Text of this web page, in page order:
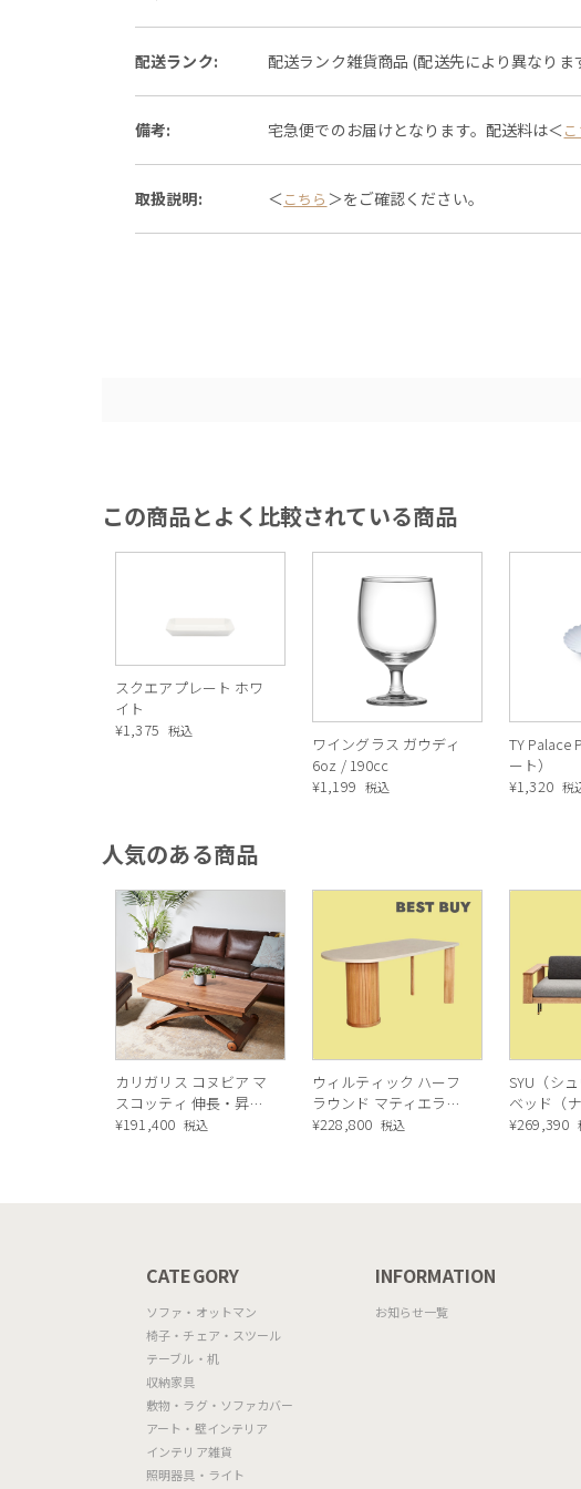
配送ランク: 配送ランク雑貨商品 (配送先により異なりま
備考: 宅急便でのお届けとなります。配送料は＜
取扱説明: ＜こちら ＞をご確認ください。
この商品とよく比較されている商品
スクエアプレート ホワ
イト
¥1,375 税込
ワイングラス ガウディ
6oz / 190cc
¥1,199 税込
TY Palace
ート）
¥1,320 税
人気のある商品
カリガリス コヌビア マ
スコッティ 伸長・昇降
式テーブル ／ Calligaris
¥191,400 税込
ウィルティック ハーフ
ラウンド マティエラ塗
装 ダイニングテーブル
¥228,800 税込
SYU（シ
ベッド（
190cm
¥269,390
CATEGORY
ソファ・オットマン
椅子・チェア・スツール
テーブル・机
収納家具
敷物・ラグ・ソファカバー
アート・壁インテリア
インテリア雑貨
照明器具・ライト
INFORMATION
お知らせ一覧